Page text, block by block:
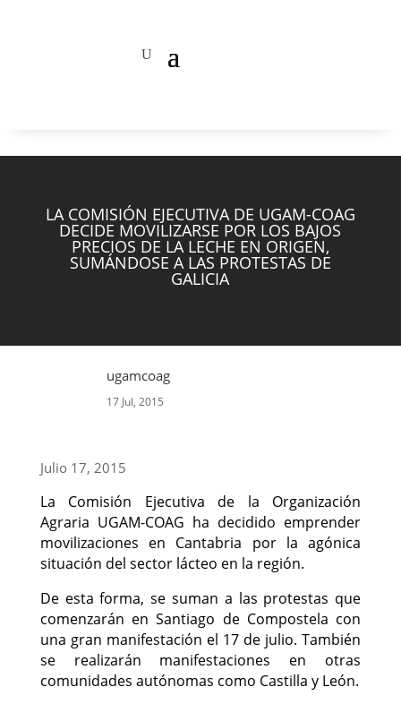
LA COMISIÓN EJECUTIVA DE UGAM-COAG
DECIDE MOVILIZARSE POR LOS BAJOS
PRECIOS DE LA LECHE EN ORIGEN,
SUMÁNDOSE A LAS PROTESTAS DE
GALICIA
ugamcoag
17 Jul, 2015
Julio 17, 2015
La Comisión Ejecutiva de la Organización
Agraria UGAM-COAG ha decidido emprender
movilizaciones en Cantabria por la agónica
situación del sector lácteo en la región.
De esta forma, se suman a las protestas que
comenzarán en Santiago de Compostela con
una gran manifestación el 17 de julio. También
se realizarán manifestaciones en otras
comunidades autónomas como Castilla y León.